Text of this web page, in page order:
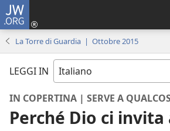
JW.ORG
La Torre di Guardia | Ottobre 2015
LEGGI IN
IN COPERTINA | SERVE A
Perché Dio ci invita